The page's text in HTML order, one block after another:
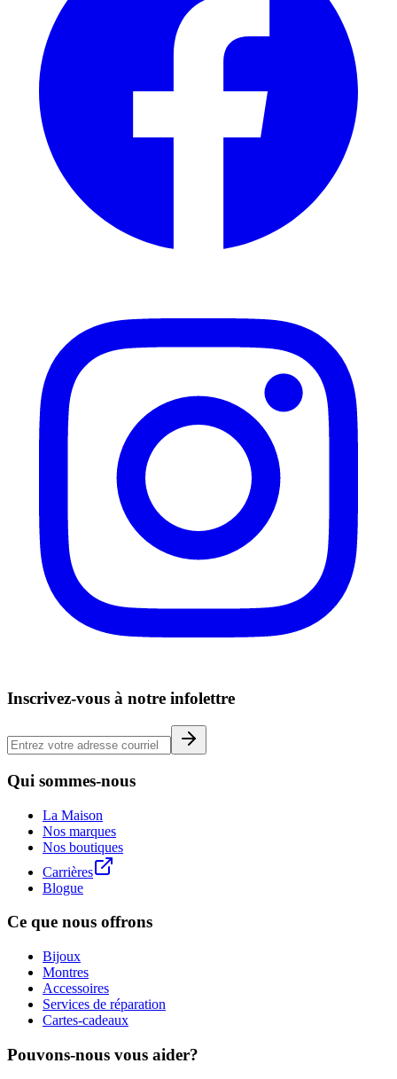
Inscrivez-vous à notre infolettre
Qui sommes-nous
La Maison
Nos marques
Nos boutiques
Carrières
Blogue
Ce que nous offrons
Bijoux
Montres
Accessoires
Services de réparation
Cartes-cadeaux
Pouvons-nous vous aider?